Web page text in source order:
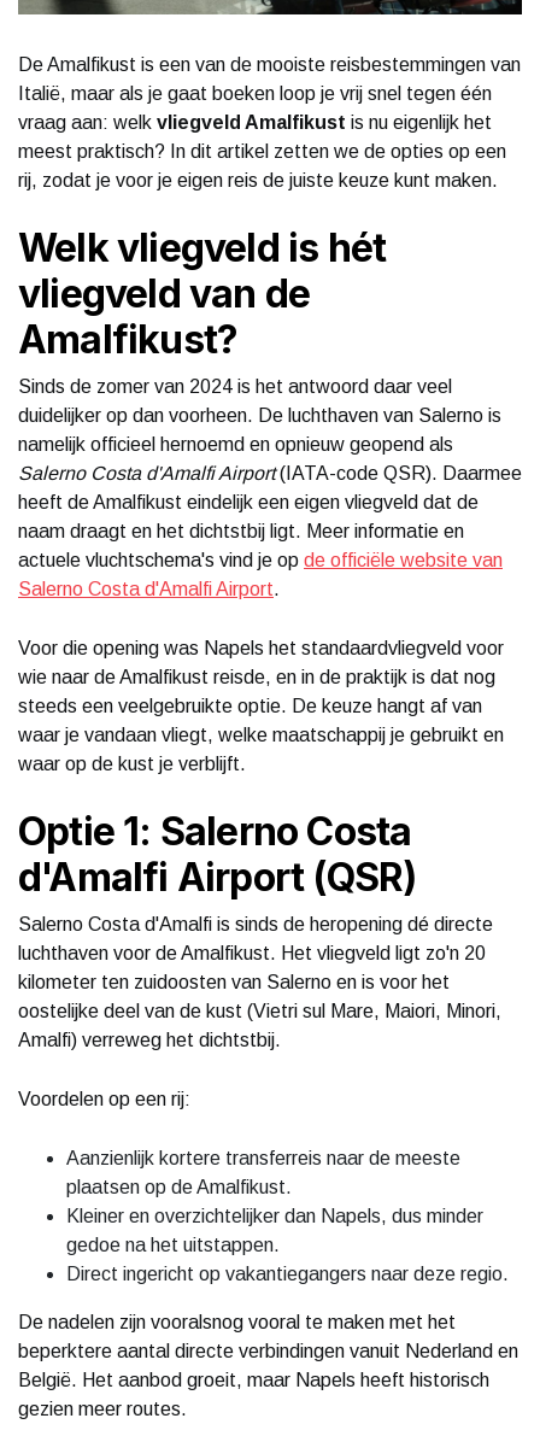
De Amalfikust is een van de mooiste reisbestemmingen van
Italië, maar als je gaat boeken loop je vrij snel tegen één
vraag aan: welk vliegveld Amalfikust is nu eigenlijk het
meest praktisch? In dit artikel zetten we de opties op een
rij, zodat je voor je eigen reis de juiste keuze kunt maken.
Welk vliegveld is hét
vliegveld van de
Amalfikust?
Sinds de zomer van 2024 is het antwoord daar veel
duidelijker op dan voorheen. De luchthaven van Salerno is
namelijk officieel hernoemd en opnieuw geopend als
Salerno Costa d'Amalfi Airport(IATA-code QSR). Daarmee
heeft de Amalfikust eindelijk een eigen vliegveld dat de
naam draagt en het dichtstbij ligt. Meer informatie en
actuele vluchtschema's vind je op de officiële website van
Salerno Costa d'Amalfi Airport.
Voor die opening was Napels het standaardvliegveld voor
wie naar de Amalfikust reisde, en in de praktijk is dat nog
steeds een veelgebruikte optie. De keuze hangt af van
waar je vandaan vliegt, welke maatschappij je gebruikt en
waar op de kust je verblijft.
Optie 1: Salerno Costa
d'Amalfi Airport (QSR)
Salerno Costa d'Amalfi is sinds de heropening dé directe
luchthaven voor de Amalfikust. Het vliegveld ligt zo'n 20
kilometer ten zuidoosten van Salerno en is voor het
oostelijke deel van de kust (Vietri sul Mare, Maiori, Minori,
Amalfi) verreweg het dichtstbij.
Voordelen op een rij:
Aanzienlijk kortere transferreis naar de meeste
plaatsen op de Amalfikust.
Kleiner en overzichtelijker dan Napels, dus minder
gedoe na het uitstappen.
Direct ingericht op vakantiegangers naar deze regio.
De nadelen zijn vooralsnog vooral te maken met het
beperktere aantal directe verbindingen vanuit Nederland en
België. Het aanbod groeit, maar Napels heeft historisch
gezien meer routes.